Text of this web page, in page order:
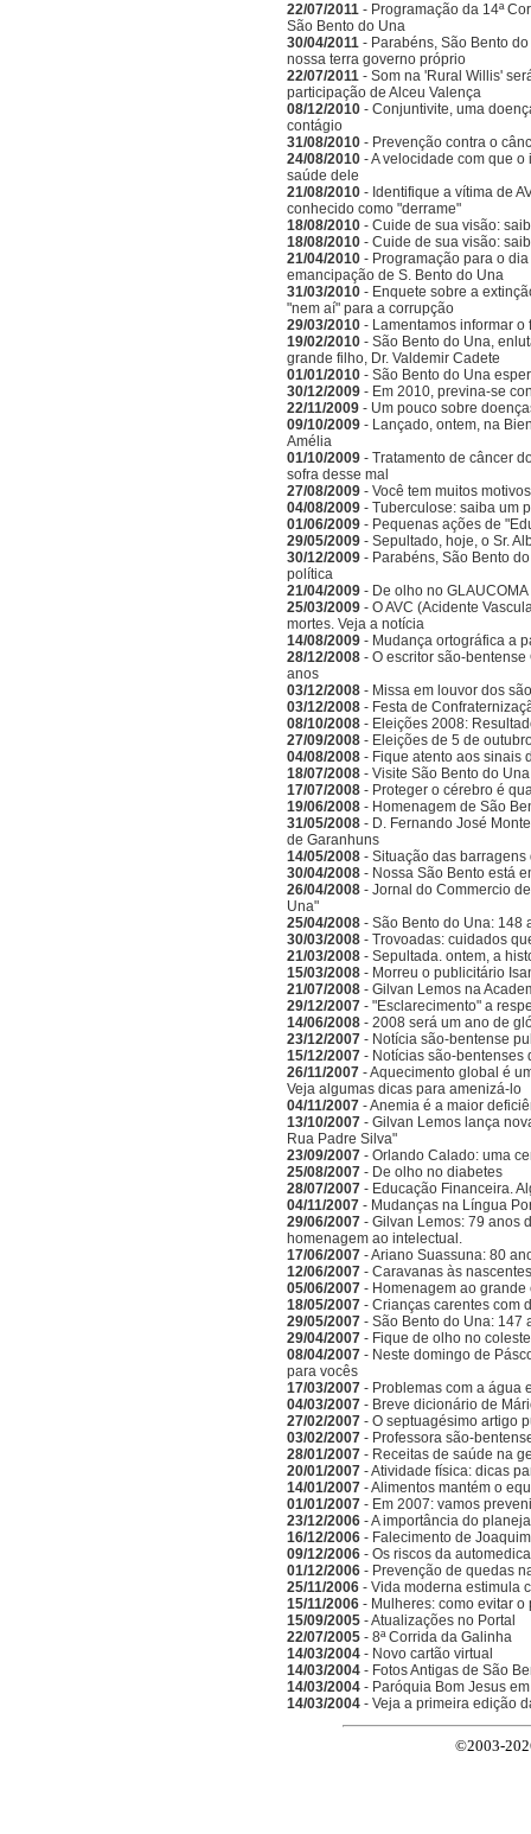
22/07/2011 - Programação da 14ª
São Bento do Una
30/04/2011 - Parabéns, São Bento
nossa terra governo próprio
22/07/2011 - Som na 'Rural Willis'
participação de Alceu Valença
08/12/2010 - Conjuntivite, uma
contágio
31/08/2010 - Prevenção contra o
24/08/2010 - A velocidade com que
saúde dele
21/08/2010 - Identifique a vítima de
conhecido como "derrame"
18/08/2010 - Cuide de sua visão:
18/08/2010 - Cuide de sua visão:
21/04/2010 - Programação para o
emancipação de S. Bento do Una
31/03/2010 - Enquete sobre a
"nem aí" para a corrupção
29/03/2010 - Lamentamos informar
19/02/2010 - São Bento do Una,
grande filho, Dr. Valdemir Cadete
01/01/2010 - São Bento do Una
30/12/2009 - Em 2010, previna-se
22/11/2009 - Um pouco sobre
09/10/2009 - Lançado, ontem, na
Amélia
01/10/2009 - Tratamento de câncer
sofra desse mal
27/08/2009 - Você tem muitos
04/08/2009 - Tuberculose: saiba um
01/06/2009 - Pequenas ações de
29/05/2009 - Sepultado, hoje, o Sr.
30/12/2009 - Parabéns, São Bento
política
21/04/2009 - De olho no GLAUCOMA
25/03/2009 - O AVC (Acidente
mortes. Veja a notícia
14/08/2009 - Mudança ortográfica a
28/12/2008 - O escritor são-
anos
03/12/2008 - Missa em louvor dos
03/12/2008 - Festa de
08/10/2008 - Eleições 2008:
27/09/2008 - Eleições de 5 de
04/08/2008 - Fique atento aos sinais
18/07/2008 - Visite São Bento do
17/07/2008 - Proteger o cérebro é
19/06/2008 - Homenagem de São
31/05/2008 - D. Fernando José
de Garanhuns
14/05/2008 - Situação das
30/04/2008 - Nossa São Bento está
26/04/2008 - Jornal do Commercio
Una"
25/04/2008 - São Bento do Una: 148
30/03/2008 - Trovoadas: cuidados
21/03/2008 - Sepultada. ontem, a
15/03/2008 - Morreu o publicitário
21/07/2008 - Gilvan Lemos na
29/12/2007 - "Esclarecimento" a
14/06/2008 - 2008 será um ano de
23/12/2007 - Notícia são-bentense
15/12/2007 - Notícias são-bentenses
26/11/2007 - Aquecimento global é
Veja algumas dicas para amenizá-lo
04/11/2007 - Anemia é a maior
13/10/2007 - Gilvan Lemos lança
Rua Padre Silva"
23/09/2007 - Orlando Calado: uma
25/08/2007 - De olho no diabetes
28/07/2007 - Educação Financeira.
04/11/2007 - Mudanças na Língua
29/06/2007 - Gilvan Lemos: 79 anos
homenagem ao intelectual.
17/06/2007 - Ariano Suassuna: 80
12/06/2007 - Caravanas às
05/06/2007 - Homenagem ao
18/05/2007 - Crianças carentes com
29/05/2007 - São Bento do Una: 147
29/04/2007 - Fique de olho no
08/04/2007 - Neste domingo de
para vocês
17/03/2007 - Problemas com a água
04/03/2007 - Breve dicionário de
27/02/2007 - O septuagésimo artigo
03/02/2007 - Professora são-
28/01/2007 - Receitas de saúde na
20/01/2007 - Atividade física: dicas
14/01/2007 - Alimentos mantém o
01/01/2007 - Em 2007: vamos
23/12/2006 - A importância do
16/12/2006 - Falecimento de
09/12/2006 - Os riscos da
01/12/2006 - Prevenção de quedas
25/11/2006 - Vida moderna estimula
15/11/2006 - Mulheres: como evitar
15/09/2005 - Atualizações no Portal
22/07/2005 - 8ª Corrida da Galinha
14/03/2004 - Novo cartão virtual
14/03/2004 - Fotos Antigas de São
14/03/2004 - Paróquia Bom Jesus
14/03/2004 - Veja a primeira edição
©2003-